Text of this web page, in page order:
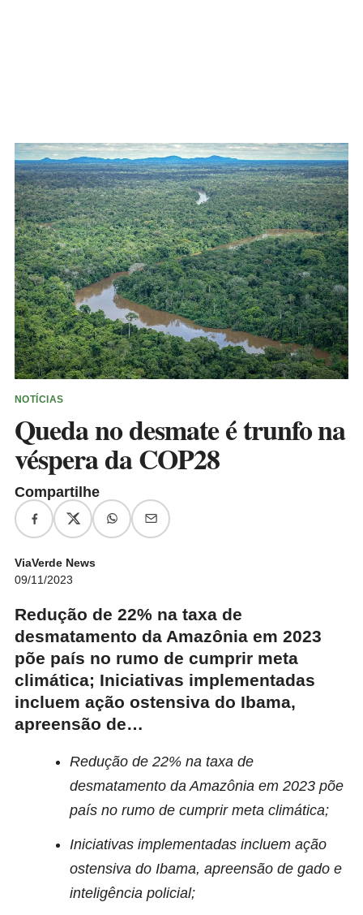
NOTÍCIAS
Queda no desmate é trunfo na
véspera da COP28
Compartilhe
ViaVerde News
09/11/2023
Redução de 22% na taxa de
desmatamento da Amazônia em 2023
põe país no rumo de cumprir meta
climática; Iniciativas implementadas
incluem ação ostensiva do Ibama,
apreensão de…
Redução de 22% na taxa de
desmatamento da Amazônia em 2023 põe
país no rumo de cumprir meta climática;
Iniciativas implementadas incluem ação
ostensiva do Ibama, apreensão de gado e
inteligência policial;